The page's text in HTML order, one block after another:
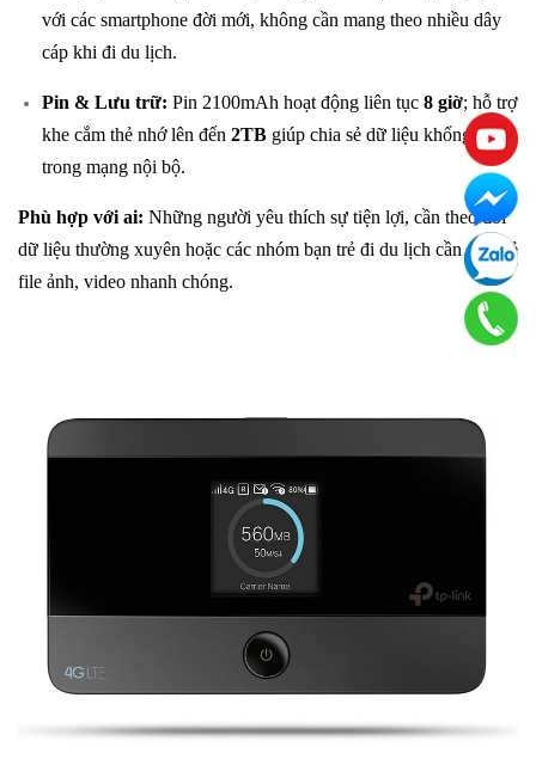
với các smartphone đời mới, không cần mang theo nhiều dây
cáp khi đi du lịch.
Pin & Lưu trữ: Pin 2100mAh hoạt động liên tục 8 giờ; hỗ trợ
khe cắm thẻ nhớ lên đến 2TB giúp chia sẻ dữ liệu khổng lồ
trong mạng nội bộ.
Phù hợp với ai: Những người yêu thích sự tiện lợi, cần theo dõi
dữ liệu thường xuyên hoặc các nhóm bạn trẻ đi du lịch cần chia sẻ
file ảnh, video nhanh chóng.